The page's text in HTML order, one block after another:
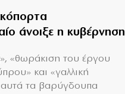
άνοιξε η κυβέρνηση
«θωράκιση του έργου
και «γαλλική
αυτά τα βαρύγδουπα